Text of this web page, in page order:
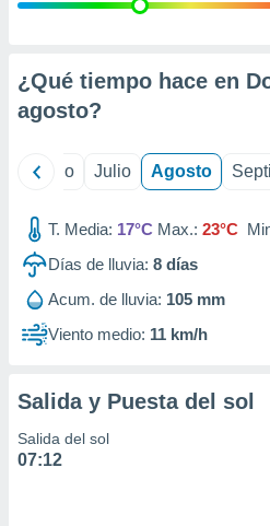
e
mediante
publicidad
de
1199
¿Qué tiempo hace en
agosto?
Junio Julio Agosto
T. Media: 17°C Max.: 23°C
Días de lluvia: 8 días
Acum. de lluvia: 105 mm
Viento medio: 11 km/h
Salida y Puesta del sol
Salida del sol
07:12